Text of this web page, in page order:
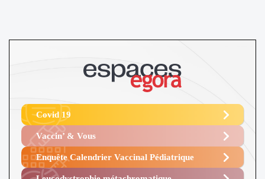
Covid 19
Vaccin’ & Vous
Enquête Calendrier Vaccinal Pédiatrique